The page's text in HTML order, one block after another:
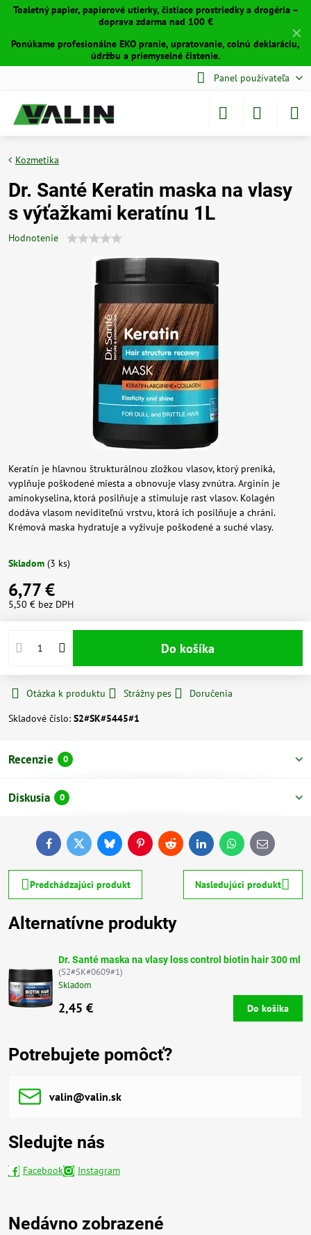
✕
Toaletný papier, papierové utierky, čistiace prostriedky a drogéria –
doprava zdarma nad 100 €
Ponúkame profesionálne EKO pranie, upratovanie, colnú deklaráciu,
údržbu a priemyselné čistenie.
Panel používateľa
Kozmetika
Dr. Santé Keratin maska na vlasy
s výťažkami keratínu 1L
Hodnotenie
Keratín je hlavnou štrukturálnou zložkou vlasov, ktorý preniká,
vyplňuje poškodené miesta a obnovuje vlasy zvnútra. Arginín je
aminokyselina, ktorá posilňuje a stimuluje rast vlasov. Kolagén
dodáva vlasom neviditeľnú vrstvu, ktorá ich posilňuje a chráni.
Krémová maska ​​hydratuje a vyživuje poškodené a suché vlasy.
Skladom (3 ks)
6,77 €
5,50 € bez DPH
Do košíka
Otázka k produktu Strážny pes
Doručenia
Skladové číslo: S2#SK#5445#1
Recenzie 0
Diskusia 0
FacebookTwitterBlueskyPinterestReddit LinkedInWhatsApp
E-
mail
Predchádzajúci produkt Nasledujúci produkt
Alternatívne produkty
Dr. Santé maska na vlasy loss control biotin hair 300 ml
(S2#SK#0609#1)
Skladom
2,45 € Do košíka
Potrebujete pomôcť?
valin​@valin​.sk
Sledujte nás
Facebook Instagram
Nedávno zobrazené